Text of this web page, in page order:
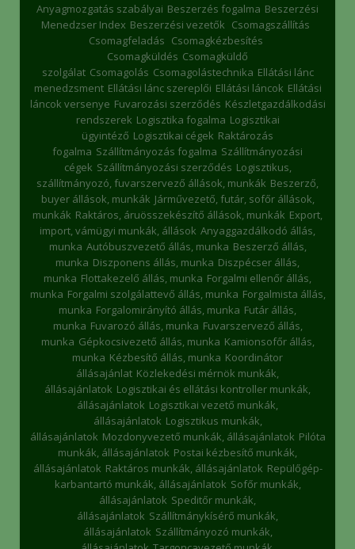
Anyagmozgatás szabályai Beszerzés fogalma Beszerzési
Menedzser Index Beszerzési vezetők Csomagszállítás
Csomagfeladás Csomagkézbesítés
Csomagküldés Csomagküldő
szolgálat Csomagolás Csomagolástechnika Ellátási lánc
menedzsment Ellátási lánc szereplői Ellátási láncok Ellátási
láncok versenye Fuvarozási szerződés Készletgazdálkodási
rendszerek Logisztika fogalma Logisztikai
ügyintéző Logisztikai cégek Raktározás
fogalma Szállítmányozás fogalma Szállítmányozási
cégek Szállítmányozási szerződés Logisztikus,
szállítmányozó, fuvarszervező állások, munkák Beszerző,
buyer állások, munkák Járművezető, futár, sofőr állások,
munkák Raktáros, áruösszekészítő állások, munkák Export,
import, vámügyi munkák, állások Anyaggazdálkodó állás,
munka Autóbuszvezető állás, munka Beszerző állás,
munka Diszponens állás, munka Diszpécser állás,
munka Flottakezelő állás, munka Forgalmi ellenőr állás,
munka Forgalmi szolgálattevő állás, munka Forgalmista állás,
munka Forgalomirányító állás, munka Futár állás,
munka Fuvarozó állás, munka Fuvarszervező állás,
munka Gépkocsivezető állás, munka Kamionsofőr állás,
munka Kézbesítő állás, munka Koordinátor
állásajánlat Közlekedési mérnök munkák,
állásajánlatok Logisztikai és ellátási kontroller munkák,
állásajánlatok Logisztikai vezető munkák,
állásajánlatok Logisztikus munkák,
állásajánlatok Mozdonyvezető munkák, állásajánlatok Pilóta
munkák, állásajánlatok Postai kézbesítő munkák,
állásajánlatok Raktáros munkák, állásajánlatok Repülőgép-
karbantartó munkák, állásajánlatok Sofőr munkák,
állásajánlatok Speditőr munkák,
állásajánlatok Szállítmánykísérő munkák,
állásajánlatok Szállítmányozó munkák,